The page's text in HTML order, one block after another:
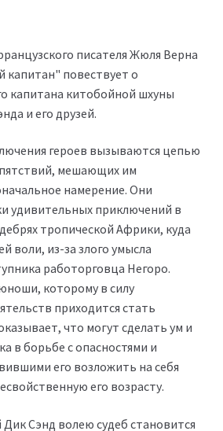
писателя Жюля Верна
капитан" повествует о
капитана китобойной шхуны
и его друзей.
героев вызываются цепью
мешающих им
намерение. Они
удивительных приключений в
тропической Африки, куда
воли, из-за злого умысла
работорговца Негоро.
которому в силу
приходится стать
что могут сделать ум и
в борьбе с опасностями и
его возложить на себя
его возрасту.
Сэнд волею судеб становится